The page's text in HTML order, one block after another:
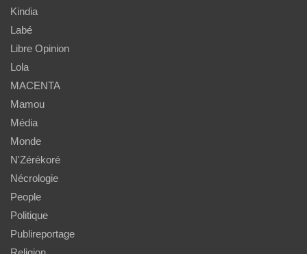
Kindia
Labé
Libre Opinion
Lola
MACENTA
Mamou
Média
Monde
N'Zérékoré
Nécrologie
People
Politique
Publireportage